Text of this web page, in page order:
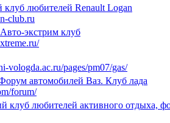
клуб любителей Renault Logan
club.ru
экстрим клуб
vologda.ac.ru/pages/pm07/gas/
автомобилей Ваз. Клуб лада
forum/
клуб любителей активного отдыха,